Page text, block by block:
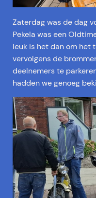
Zaterdag was de dag
Pekela was een
leuk is het dan om het
vervolgens de
deelnemers te
hadden we genoeg